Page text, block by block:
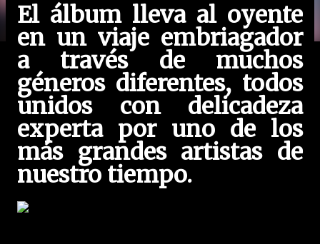
El álbum lleva al oyente
en un viaje embriagador
a través de muchos
géneros diferentes, todos
unidos con delicadeza
experta por uno de los
más grandes artistas de
nuestro tiempo.